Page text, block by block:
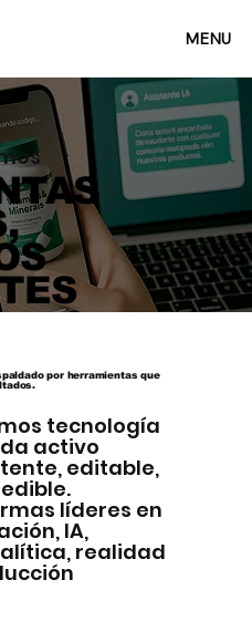
MENU
por herramientas que
tecnología
activo
editable,
líderes en
IA,
realidad